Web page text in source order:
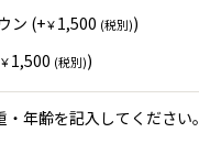
ン (+￥1,500 (税別))
￥1,500 (税別))
年齢を記入してください。